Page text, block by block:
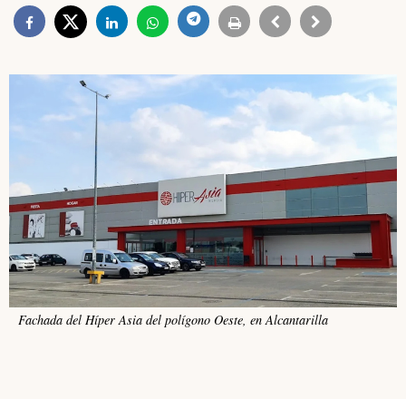
Fachada del Híper Asia del polígono Oeste, en Alcantarilla